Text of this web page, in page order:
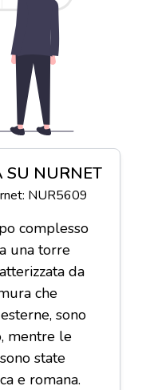
SU NURNET
NUR5609
complesso
una torre
da
che
sono
mentre le
state
e romana.